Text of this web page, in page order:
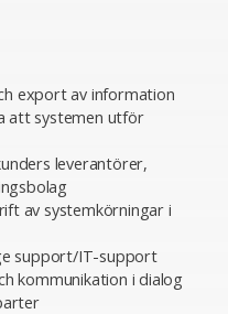
export av information
att systemen utför
leverantörer,
av systemkörningar i
support/IT-support
kommunikation i dialog